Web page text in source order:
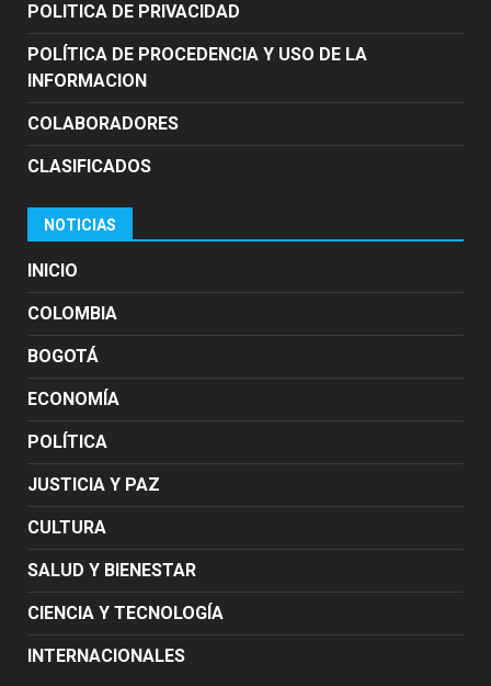
POLITICA DE PRIVACIDAD
POLÍTICA DE PROCEDENCIA Y USO DE LA
INFORMACION
COLABORADORES
CLASIFICADOS
NOTICIAS
INICIO
COLOMBIA
BOGOTÁ
ECONOMÍA
POLÍTICA
JUSTICIA Y PAZ
CULTURA
SALUD Y BIENESTAR
CIENCIA Y TECNOLOGÍA
INTERNACIONALES